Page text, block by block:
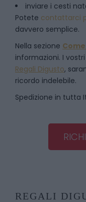
inviare i cesti
Potete contattarci
davvero semplice.
Nella sezione
informazioni. I vostri
Regali Digusto,
ricordo indelebile.
Spedizione in tutta
REGALI